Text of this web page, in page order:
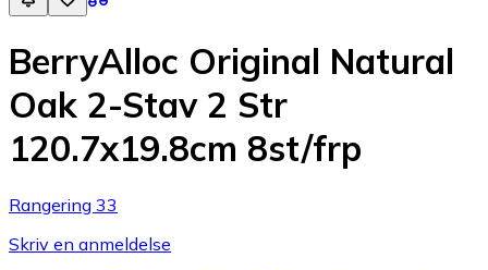
BerryAlloc Original Natural
Oak 2-Stav 2 Str
120.7x19.8cm 8st/frp
Rangering 33
Skriv en anmeldelse